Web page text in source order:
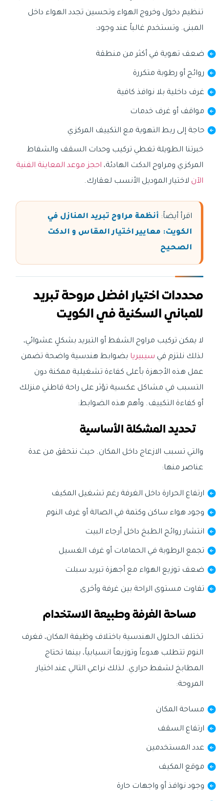
تنظيم دخول وخروج الهواء وتحسين تجدد الهواء داخل
المبنى. وتستخدم غالباً عند وجود:
ضعف تهوية في أكثر من منطقة
روائح أو رطوبة متكررة
غرف داخلية بلا نوافذ كافية
مواقف أو غرف خدمات
حاجة إلى ربط التهوية مع التكييف المركزي
خبرتنا الطويلة تغطي تركيب وحدات السقف والشفاط
المركزي ومراوح الدكت الهادئة، احجز موعد المعاينة الفنية
الآن لاختيار الموديل الأنسب لعقارك.
اقرأ أيضاً: أنظمة مراوح تبريد المنازل في
الكويت: معايير اختيار المقاس و الدكت
الصحيح
محددات اختيار افضل مروحة تبريد
للمباني السكنية في الكويت
لا يمكن تركيب مراوح الشفط أو التبريد بشكلٍ عشوائي،
لذلك نلتزم في سيبيريا بضوابط هندسية واضحة تضمن
عمل هذه الأجهزة بأعلى كفاءة تشغيلية ممكنة دون
التسبب في مشاكل عكسية تؤثر على راحة قاطني منزلك
أو كفاءة التكييف. وأهم هذه الضوابط:
تحديد المشكلة الأساسية
والتي تسبب الازعاج داخل المكان. حيث نتحقق من عدة
عناصر منها:
ارتفاع الحرارة داخل الغرفة رغم تشغيل المكيف
وجود هواء ساكن وكتمة في الصالة أو غرف النوم
انتشار روائح الطبخ داخل أرجاء البيت
تجمع الرطوبة في الحمامات أو غرف الغسيل
ضعف توزيع الهواء مع أجهزة تبريد سبلت
تفاوت مستوى الراحة بين غرفة وأخرى
مساحة الغرفة وطبيعة الاستخدام
تختلف الحلول الهندسية باختلاف وظيفة المكان، فغرف
النوم تتطلب هدوءاً وتوزيعاً انسيابياً، بينما تحتاج
المطابخ لشفط حراري. لذلك نراعي التالي عند اختيار
المروحة:
مساحة المكان
ارتفاع السقف
عدد المستخدمين
موقع المكيف
وجود نوافذ أو واجهات حارة